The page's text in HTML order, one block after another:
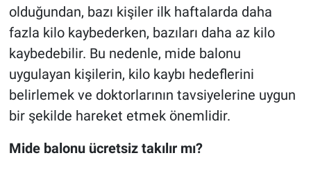
olduğundan, bazı kişiler ilk haftalarda daha
fazla kilo kaybederken, bazıları daha az kilo
kaybedebilir. Bu nedenle, mide balonu
uygulayan kişilerin, kilo kaybı hedeflerini
belirlemek ve doktorlarının tavsiyelerine uygun
bir şekilde hareket etmek önemlidir.
Mide balonu ücretsiz takılır mı?